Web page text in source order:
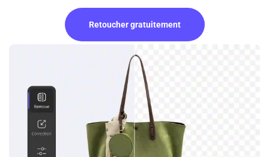
Retoucher gratuitement